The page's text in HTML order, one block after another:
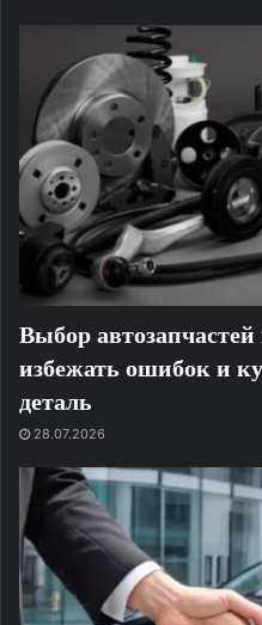
Выбор
избежать ошибок и
деталь
28.07.2026